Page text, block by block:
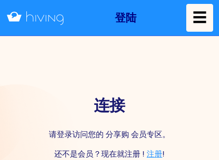
登陆 ☰
连接
请登录访问您的 分享购 会员专区。
还不是会员？现在就注册 ! 注册!